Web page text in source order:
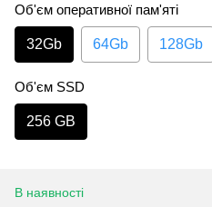
Об'єм оперативної пам'яті
32Gb 64Gb 128Gb
Об'єм SSD
256 GB
В наявності